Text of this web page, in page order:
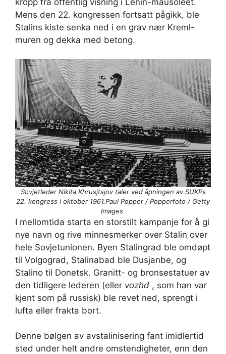
Mens den 22. kongressen fortsatt pågikk, ble
Stalins kiste senka ned i en grav nær Kreml-
muren og dekka med betong.
Sovjetleder Nikita Khrusjtsjov taler ved åpningen av SUKPs
22. kongress i oktober 1961.Paul Popper / Popperfoto / Getty
Images
I mellomtida starta en storstilt kampanje for å gi
nye navn og rive minnesmerker over Stalin over
hele Sovjetunionen. Byen Stalingrad ble omdøpt
til Volgograd, Stalinabad ble Dusjanbe, og
Stalino til Donetsk. Granitt- og bronsestatuer av
den tidligere lederen (eller vozhd , som han var
kjent som på russisk) ble revet ned, sprengt i
lufta eller frakta bort.
Denne bølgen av avstalinisering fant imidlertid
sted under helt andre omstendigheter, enn den